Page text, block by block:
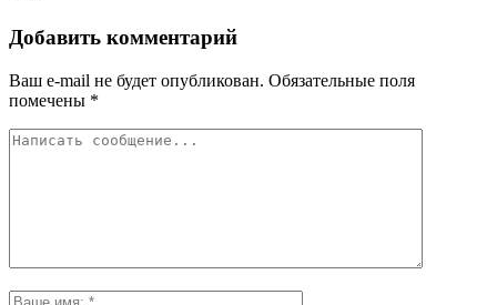
Добавить комментарий
Ваш e-mail не будет опубликован. Обязательные поля
помечены *